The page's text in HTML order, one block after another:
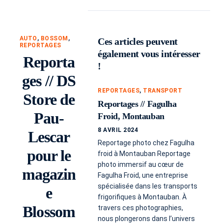
AUTO , BOSSOM ,
REPORTAGES
Reporta
ges // DS
Store de
Pau-
Lescar
pour le
magazin
e
Blossom
Ces articles peuvent
également vous intéresser
!
REPORTAGES, TRANSPORT
Reportages // Fagulha
Froid, Montauban
8 AVRIL 2024
Reportage photo chez Fagulha
froid à Montauban Reportage
photo immersif au cœur de
Fagulha Froid, une entreprise
spécialisée dans les transports
frigorifiques à Montauban. À
travers ces photographies,
nous plongerons dans l’univers